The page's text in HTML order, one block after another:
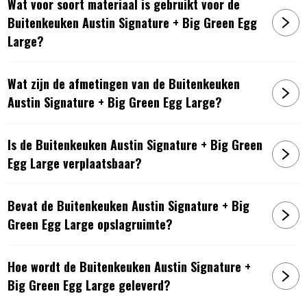
Wat voor soort materiaal is gebruikt voor de
Buitenkeuken Austin Signature + Big Green Egg
Large?
Wat zijn de afmetingen van de Buitenkeuken
Austin Signature + Big Green Egg Large?
Is de Buitenkeuken Austin Signature + Big Green
Egg Large verplaatsbaar?
Bevat de Buitenkeuken Austin Signature + Big
Green Egg Large opslagruimte?
Hoe wordt de Buitenkeuken Austin Signature +
Big Green Egg Large geleverd?